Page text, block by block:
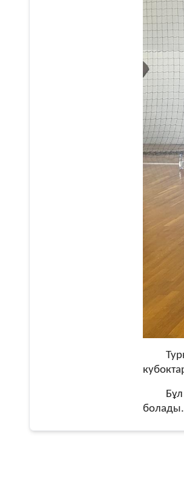
болады.